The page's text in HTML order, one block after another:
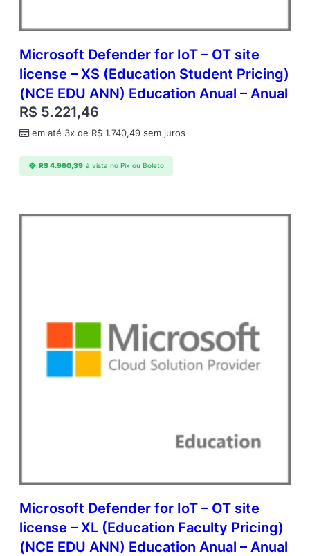
Microsoft Defender for IoT – OT site
license – XS (Education Student Pricing)
(NCE EDU ANN) Education Anual – Anual
R$ 5.221,46
em até 3x de R$ 1.740,49 sem juros
R$4.960,39 à vista no Pix ou Boleto
Microsoft Defender for IoT – OT site
license – XL (Education Faculty Pricing)
(NCE EDU ANN) Education Anual – Anual